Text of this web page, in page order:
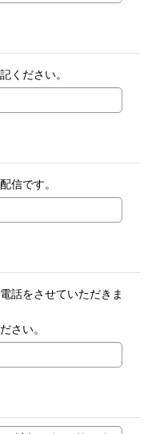
ください。
信です。
話をさせていただきま
さい。